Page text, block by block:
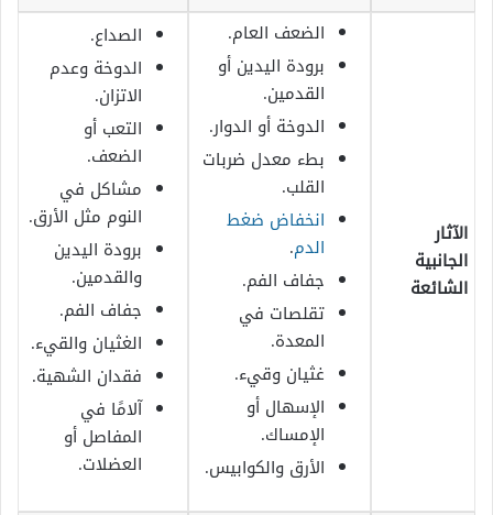
الآثار
الجانبية
الشائعة
الضعف العام.
برودة اليدين أو
القدمين.
الدوخة أو الدوار.
بطء معدل ضربات
القلب.
انخفاض ضغط
الدم.
جفاف الفم.
تقلصات في
المعدة.
غثيان وقيء.
الإسهال أو
الإمساك.
الأرق والكوابيس.
الصداع.
الدوخة وعدم
الاتزان.
التعب أو
الضعف.
مشاكل في
النوم مثل الأرق.
برودة اليدين
والقدمين.
جفاف الفم.
الغثيان والقيء.
فقدان الشهية.
آلامًا في
المفاصل أو
العضلات.